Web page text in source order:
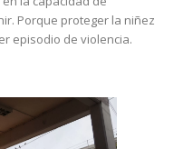
Porque proteger la niñez
episodio de violencia.